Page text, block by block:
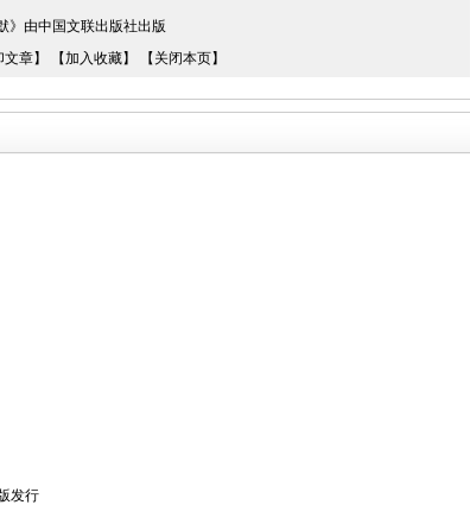
》由中国文联出版社出版
章】
【加入收藏】 【关闭本页】
发行